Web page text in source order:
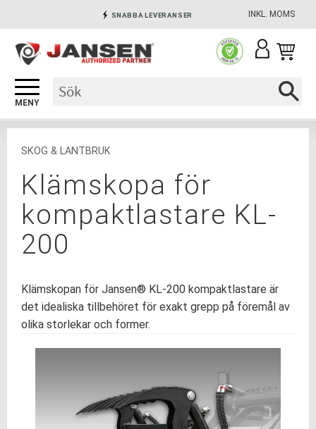
Meny
INKL. MOMS
SNABBA LEVERANSER
SÄKRA BETALNINGAR
SKOG & LANTBRUK
Klämskopa för
kompaktlastare KL-
200
Klämskopan för Jansen® KL-200 kompaktlastare är
det idealiska tillbehöret för exakt grepp på föremål av
olika storlekar och former.